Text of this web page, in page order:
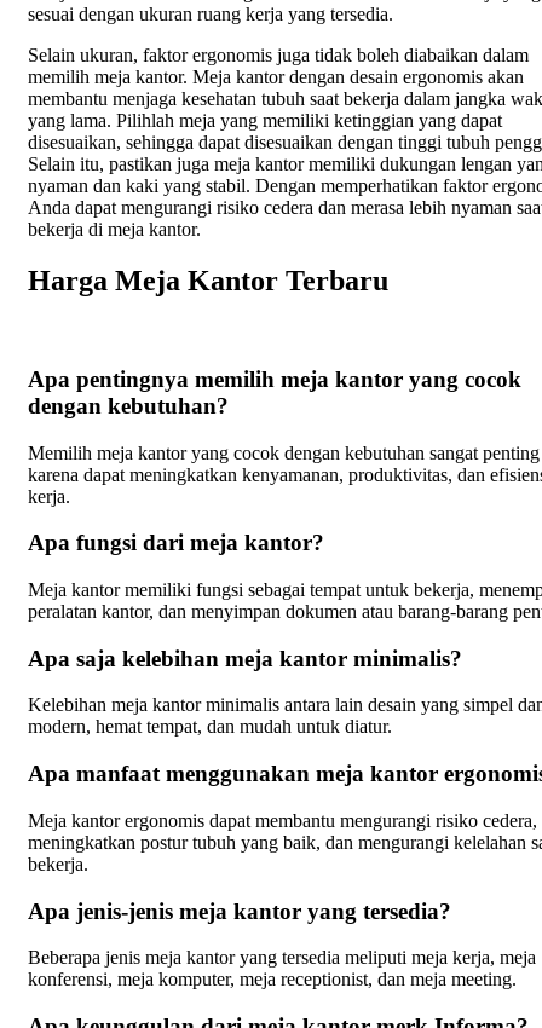
sesuai dengan ukuran ruang kerja yang tersedia.
Selain ukuran, faktor ergonomis juga tidak boleh diabaikan dalam
memilih meja kantor. Meja kantor dengan desain ergonomis akan
membantu menjaga kesehatan tubuh saat bekerja dalam jangka
yang lama. Pilihlah meja yang memiliki ketinggian yang dapat
disesuaikan, sehingga dapat disesuaikan dengan tinggi tubuh
Selain itu, pastikan juga meja kantor memiliki dukungan lengan
nyaman dan kaki yang stabil. Dengan memperhatikan faktor
Anda dapat mengurangi risiko cedera dan merasa lebih nyaman
bekerja di meja kantor.
Harga Meja Kantor Terbaru
Apa pentingnya memilih meja kantor yang cocok
dengan kebutuhan?
Memilih meja kantor yang cocok dengan kebutuhan sangat penting
karena dapat meningkatkan kenyamanan, produktivitas, dan
kerja.
Apa fungsi dari meja kantor?
Meja kantor memiliki fungsi sebagai tempat untuk bekerja,
peralatan kantor, dan menyimpan dokumen atau barang-barang
Apa saja kelebihan meja kantor minimalis?
Kelebihan meja kantor minimalis antara lain desain yang simpel
modern, hemat tempat, dan mudah untuk diatur.
Apa manfaat menggunakan meja kantor
Meja kantor ergonomis dapat membantu mengurangi risiko cedera,
meningkatkan postur tubuh yang baik, dan mengurangi kelelahan
bekerja.
Apa jenis-jenis meja kantor yang tersedia?
Beberapa jenis meja kantor yang tersedia meliputi meja kerja, meja
konferensi, meja komputer, meja receptionist, dan meja meeting.